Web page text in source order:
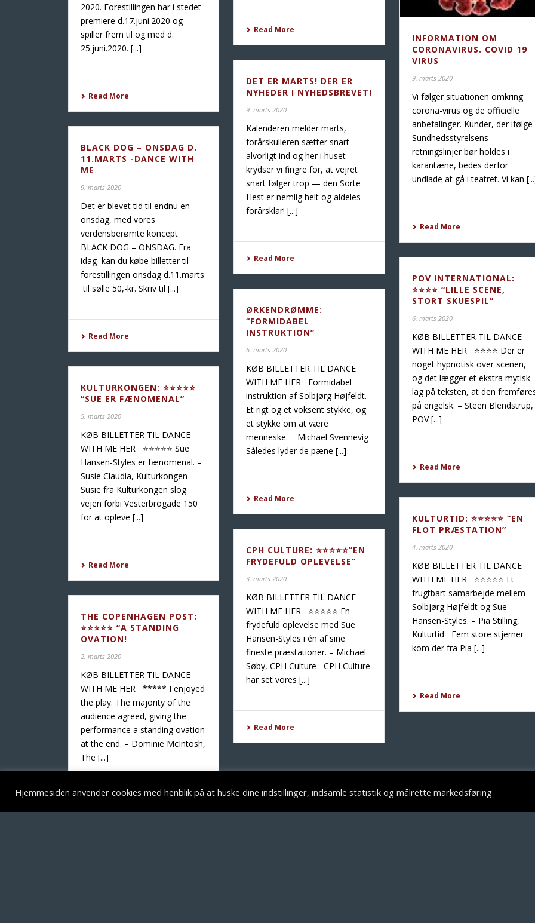
2020. Forestillingen har i stedet
premiere d.17.juni.2020 og
spiller frem til og med d.
25.juni.2020. [...]
Read More
Read More
INFORMATION OM
CORONAVIRUS. COVID 19
VIRUS
9. marts 2020
Vi følger situationen omkring
corona-virus og de officielle
anbefalinger. Kunder, der ifølge
Sundhedsstyrelsens
retningslinjer bør holdes i
karantæne, bedes derfor
undlade at gå i teatret. Vi kan
Read More
DET ER MARTS! DER ER
NYHEDER I NYHEDSBREVET!
9. marts 2020
Kalenderen melder marts,
forårskulleren sætter snart
alvorligt ind og her i huset
krydser vi fingre for, at vejret
snart følger trop — den Sorte
Hest er nemlig helt og aldeles
forårsklar! [...]
Read More
BLACK DOG – ONSDAG D.
11.MARTS -DANCE WITH
ME
9. marts 2020
Det er blevet tid til endnu en
onsdag, med vores
verdensberømte koncept
BLACK DOG – ONSDAG. Fra
idag kan du købe billetter til
forestillingen onsdag d.11.marts
til sølle 50,-kr. Skriv til [...]
Read More
POV INTERNATIONAL:
⭐️⭐️⭐️⭐️ “LILLE SCENE,
STORT SKUESPIL”
6. marts 2020
KØB BILLETTER TIL DANCE
WITH ME HER ⭐️⭐️⭐️⭐️ Der er
noget hypnotisk over scenen,
og det lægger et ekstra mytisk
lag på teksten, at den
på engelsk. – Steen Blendstrup,
POV [...]
Read More
ØRKENDRØMME:
“FORMIDABEL
INSTRUKTION”
6. marts 2020
KØB BILLETTER TIL DANCE
WITH ME HER Formidabel
instruktion af Solbjørg Højfeldt.
Et rigt og et voksent stykke, og
et stykke om at være
menneske. – Michael Svennevig
Således lyder de pæne [...]
Read More
KULTURKONGEN: ⭐️⭐️⭐️⭐️⭐️
“SUE ER FÆNOMENAL”
5. marts 2020
KØB BILLETTER TIL DANCE
WITH ME HER ⭐️⭐️⭐️⭐️⭐️ Sue
Hansen-Styles er fænomenal. –
Susie Claudia, Kulturkongen
Susie fra Kulturkongen slog
vejen forbi Vesterbrogade 150
for at opleve [...]
Read More
KULTURTID: ⭐️⭐️⭐️⭐️⭐️ “EN
FLOT PRÆSTATION”
4. marts 2020
KØB BILLETTER TIL DANCE
WITH ME HER ⭐️⭐️⭐️⭐️⭐️ Et
frugtbart samarbejde mellem
Solbjørg Højfeldt og Sue
Hansen-Styles. – Pia Stilling,
Kulturtid Fem store stjerner
kom der fra Pia [...]
Read More
CPH CULTURE: ⭐️⭐️⭐️⭐️⭐️”EN
FRYDEFULD OPLEVELSE”
3. marts 2020
KØB BILLETTER TIL DANCE
WITH ME HER ⭐️⭐️⭐️⭐️⭐️ En
frydefuld oplevelse med Sue
Hansen-Styles i én af sine
fineste præstationer. – Michael
Søby, CPH Culture CPH Culture
har set vores [...]
Read More
THE COPENHAGEN POST:
⭐️⭐️⭐️⭐️⭐️ “A STANDING
OVATION!
2. marts 2020
KØB BILLETTER TIL DANCE
WITH ME HER ***** I enjoyed
the play. The majority of the
audience agreed, giving the
performance a standing ovation
at the end. – Dominie McIntosh,
The [...]
Hjemmesiden anvender cookies med henblik på at huske dine indstillinger, indsamle statistik og målrette markedsføring